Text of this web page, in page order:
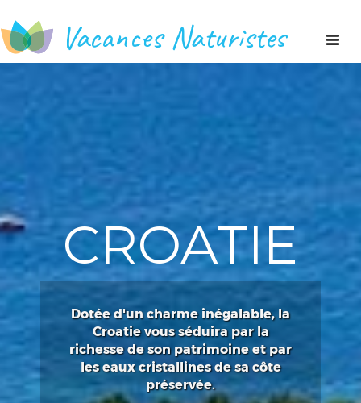
Vacances Naturistes
CROATIE
Dotée d'un charme inégalable, la
Croatie vous séduira par la
richesse de son patrimoine et par
les eaux cristallines de sa côte
préservée.